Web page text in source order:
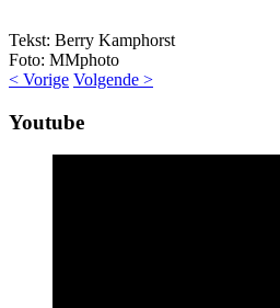
Tekst: Berry Kamphorst
Foto: MMphoto
< Vorige Volgende >
Youtube